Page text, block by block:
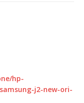
hp-
j2-new-ori-